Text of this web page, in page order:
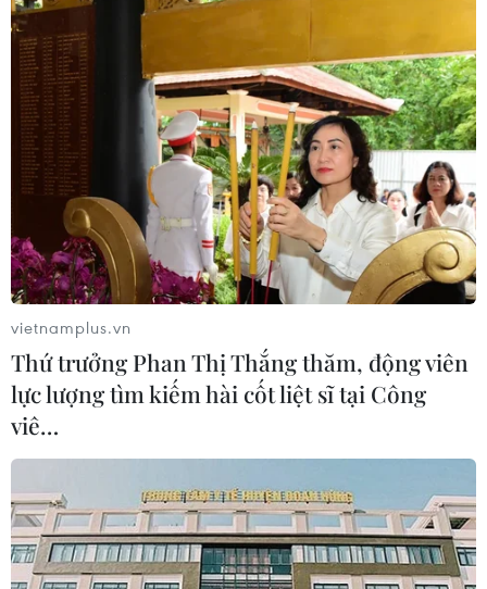
vietnamplus.vn
Thứ trưởng Phan Thị Thắng thăm, động viên
lực lượng tìm kiếm hài cốt liệt sĩ tại Công
viê…